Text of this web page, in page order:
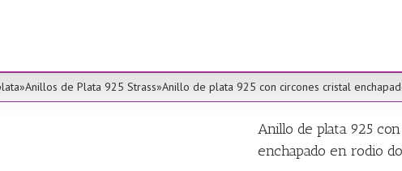
»Anillos de Plata 925 Strass»Anillo de plata 925 con circones cristal
Anillo de plata 925
enchapado en rodio